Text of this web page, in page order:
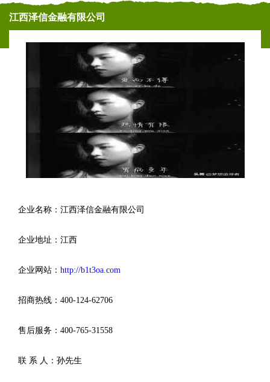
江西泽信金融有限公司
企业名称：江西泽信金融有限公司
企业地址：江西
企业网站： http://b1t3oa.com
招商热线：400-124-62706
售后服务：400-765-31558
联 系 人：孙先生